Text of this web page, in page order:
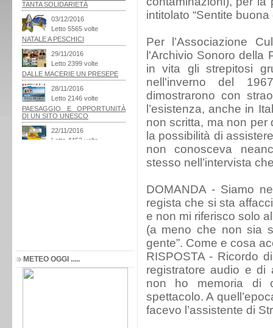
METEO OGGI .....
intitolato “Sentite
Per l’Associazione
l'Archivio Sonoro della
in vita gli strepitosi
nell'inverno del
dimostrarono con
l’esistenza, anche in
non scritta, ma non per
la possibilità di
non conosceva
stesso nell’intervista
DOMANDA - Siamo
regista che si sta
e non mi riferisco solo
(a meno che non sia
gente”. Come e cosa
RISPOSTA - Ricordo
registratore audio e di
non ho memoria di
spettacolo. A
facevo l’assistente di